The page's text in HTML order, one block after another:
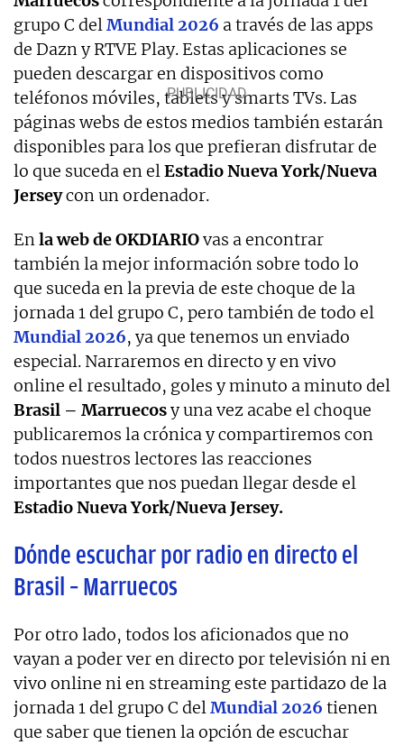
grupo C delMundial 2026 a través de las apps
de Dazn y RTVE Play. Estas aplicaciones se
pueden descargar en dispositivos como
teléfonos móviles, tablets y smarts TVs. Las
páginas webs de estos medios también estarán
disponibles para los que prefieran disfrutar de
lo que suceda en elEstadio Nueva York/Nueva
Jerseycon un ordenador.
Enla web de OKDIARIOvas a encontrar
también la mejor información sobre todo lo
que suceda en la previa de este choque de la
jornada 1 del grupo C, pero también de todo el
Mundial 2026, ya que tenemos un enviado
especial. Narraremos en directo y en vivo
online el resultado, goles y minuto a minuto del
Brasil – Marruecosy una vez acabe el choque
publicaremos la crónica y compartiremos con
todos nuestros lectores las reacciones
importantes que nos puedan llegar desde el
Estadio Nueva York/Nueva Jersey.
Dónde escuchar por radio en directo el
Brasil – Marruecos
Por otro lado, todos los aficionados que no
vayan a poder ver en directo por televisión ni en
vivo online ni en streaming este partidazo de la
jornada 1 del grupo C delMundial 2026 tienen
que saber que tienen la opción de escuchar